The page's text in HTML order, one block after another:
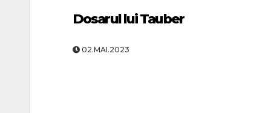
Dosarul lui Tauber
02.MAI.2023